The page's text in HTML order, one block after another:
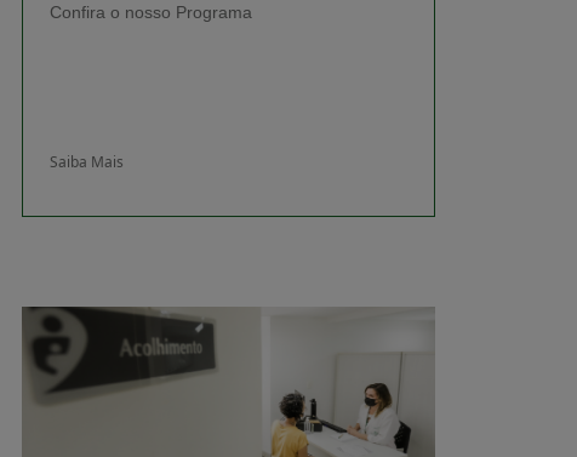
Confira o nosso Programa
Saiba Mais